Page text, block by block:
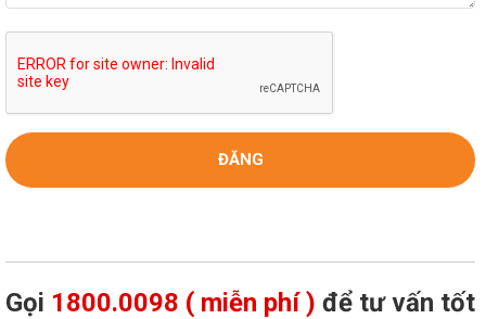
Gọi 1800.0098 ( miễn phí ) để tư vấn tốt